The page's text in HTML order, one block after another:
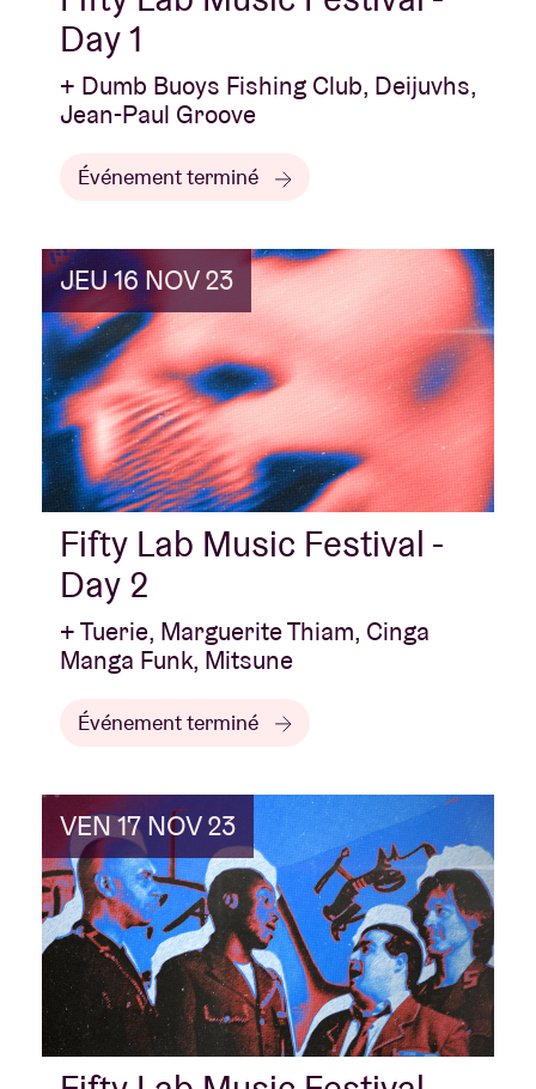
Day 1
+ Dumb Buoys Fishing Club, Deijuvhs,
Jean-Paul Groove
Événement terminé
JEU 16 NOV 23
Fifty Lab Music Festival -
Day 2
+ Tuerie, Marguerite Thiam, Cinga
Manga Funk, Mitsune
Événement terminé
VEN 17 NOV 23